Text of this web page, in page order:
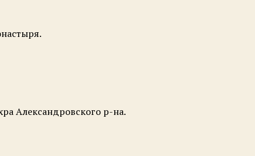
Александровского р-на.